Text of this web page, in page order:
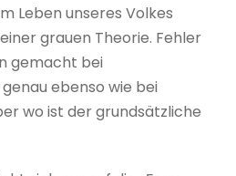
Leben unseres Volkes
grauen Theorie. Fehler
gemacht bei
ebenso wie bei
wo ist der grundsätzliche